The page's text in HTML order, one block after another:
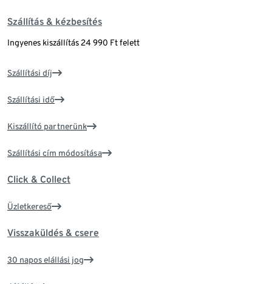
Szállítás & kézbesítés
Ingyenes kiszállítás 24 990 Ft felett
Szállítási díj
Szállítási idő
Kiszállító partnerünk
Szállítási cím módosítása
Click & Collect
Üzletkereső
Visszaküldés & csere
30 napos elállási jog